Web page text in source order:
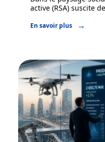
active (RSA) suscite de
En savoir plus